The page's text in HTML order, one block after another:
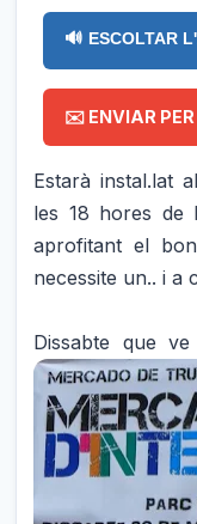
🔊 ESCOLTAR
✉️ ENVIAR PER
Estarà instal.lat
les 18 hores de
aprofitant el
necessite un.. i a
Dissabte que